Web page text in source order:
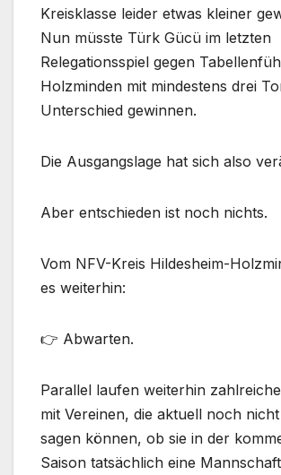
Kreisklasse leider etwas kleiner
Nun müsste Türk Gücü im letzten
Relegationsspiel gegen
Holzminden mit mindestens drei
Unterschied gewinnen.
Die Ausgangslage hat sich also
Aber entschieden ist noch nichts.
Vom NFV-Kreis Hildesheim-
es weiterhin:
👉 Abwarten.
Parallel laufen weiterhin
mit Vereinen, die aktuell noch
sagen können, ob sie in der
Saison tatsächlich eine